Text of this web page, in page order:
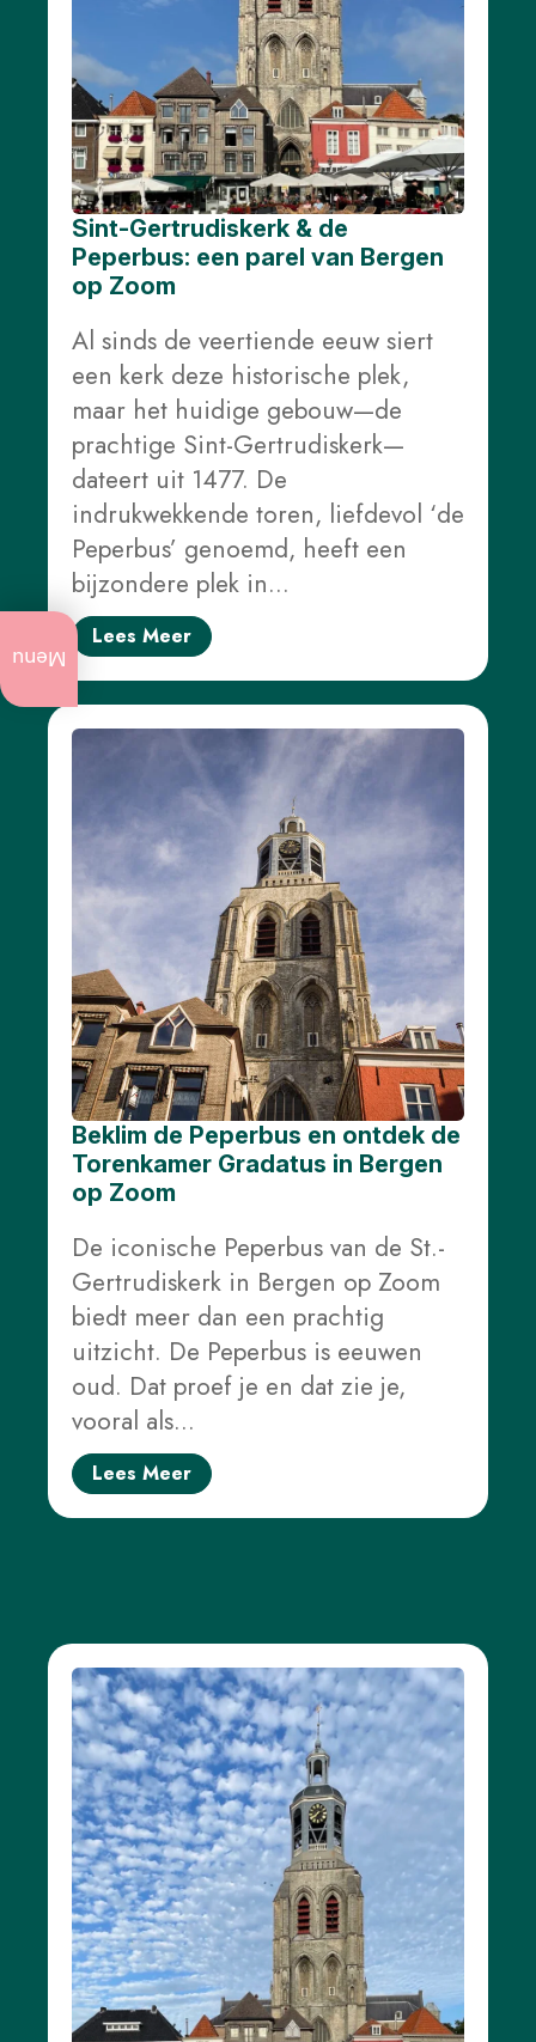
Actueel
te doen
Jaarlijkse
evenementen
cultuur
Stadswandelingen
Openbare
kunst
Monumenten
Slag om
de
Schelde
Parkeren
Hier
u
Toilet
opties..
klik op
blokken
Menu
Sint-Gertrudiskerk & de
Peperbus: een parel van Bergen
op Zoom
Al sinds de veertiende eeuw siert
een kerk deze historische plek,
maar het huidige gebouw—de
prachtige Sint-Gertrudiskerk—
dateert uit 1477. De
indrukwekkende toren, liefdevol ‘de
Peperbus’ genoemd, heeft een
bijzondere plek in…
Lees Meer
Beklim de Peperbus en ontdek de
Torenkamer Gradatus in Bergen
op Zoom
De iconische Peperbus van de St.-
Gertrudiskerk in Bergen op Zoom
biedt meer dan een prachtig
uitzicht. De Peperbus is eeuwen
oud. Dat proef je en dat zie je,
vooral als…
Lees Meer